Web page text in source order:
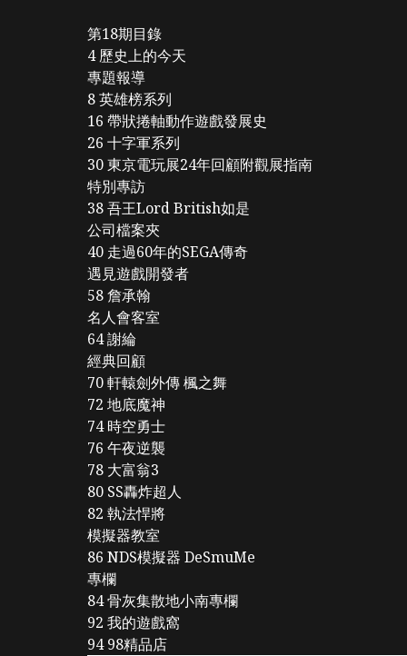
第18期目錄
4 歷史上的今天
專題報導
8 英雄榜系列
16 帶狀捲軸動作遊戲發展史
26 十字軍系列
30 東京電玩展24年回顧附觀展指南
特別專訪
38 吾王Lord British如是
公司檔案夾
40 走過60年的SEGA傳奇
遇見遊戲開發者
58 詹承翰
名人會客室
64 謝綸
經典回顧
70 軒轅劍外傳 楓之舞
72 地底魔神
74 時空勇士
76 午夜逆襲
78 大富翁3
80 SS轟炸超人
82 執法悍將
模擬器教室
86 NDS模擬器 DeSmuMe
專欄
84 骨灰集散地小南專欄
92 我的遊戲窩
94 98精品店